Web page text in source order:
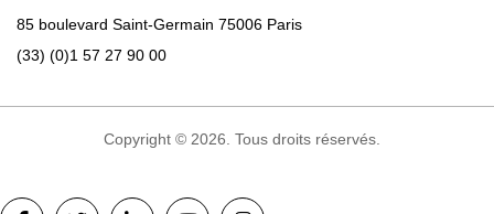
85 boulevard Saint-Germain 75006 Paris
(33) (0)1 57 27 90 00
Copyright © 2026. Tous droits réservés.